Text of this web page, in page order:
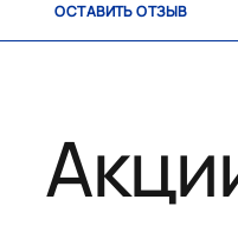
ОСТАВИТЬ ОТЗЫВ